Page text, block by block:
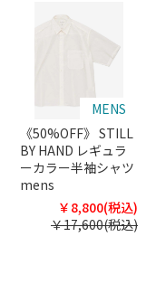
MENS
《50%OFF》 STILL
BY HAND レギュラ
ーカラー半袖シャツ
mens
￥8,800(税込)
￥17,600(税込)